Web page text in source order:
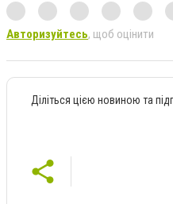
Авторизуйтесь, щоб оцінити
Діліться цією новиною та